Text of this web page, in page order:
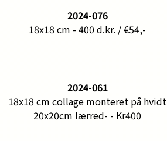
2024-076
18x18 cm - 400 d.kr. / €54,-
2024-061
18x18 cm collage monteret på hvidt
20x20cm lærred- - Kr400